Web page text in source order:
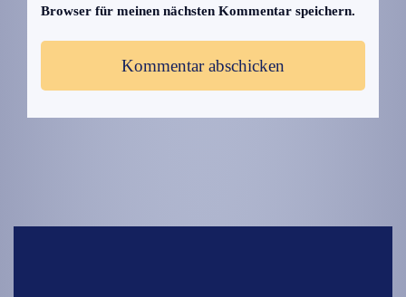
Browser für meinen nächsten Kommentar speichern.